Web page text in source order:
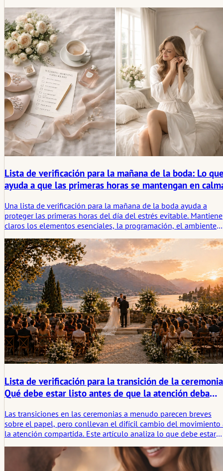
proporciona una visión general, reduce el esfuerzo de
coordinación y permite ajustes flexibles en el proceso. Son clave
los contenidos claros, un diseño sobrio y un trato personal. Así,
de una solución técnica surge un comienzo armonioso para un
día juntos.
Lista de verificación para la mañana de la boda: Lo
ayuda a que las primeras horas se mantengan en
Una lista de verificación para la mañana de la boda ayuda a
proteger las primeras horas del día del estrés evitable. Mantiene
claros los elementos esenciales, la programación, el ambiente
espacio para que la mañana aún se sienta tranquila y humana.
Lista de verificación para la transición de la
Qué debe estar listo antes de que la atención deba
Las transiciones en las ceremonias a menudo parecen breves
sobre el papel, pero conllevan el difícil cambio del movimiento
la atención compartida. Este artículo analiza lo que debe estar
sonido hasta las señales, la quietud y la más silenciosa
preparación emocional de la sala.